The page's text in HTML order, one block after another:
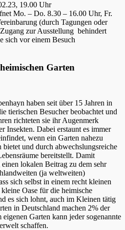
19.00 Uhr
Mo. – Do. 8.30 – 16.00 Uhr, Fr.
(durch Tagungen oder
zur Ausstellung behindert
sich vor einem Besuch
Garten
haben seit über 15 Jahren in
tierischen Besucher beobachtet und
richteten sie ihr Augenmerk
Insekten. Dabei erstaunt es immer
wenn ein Garten nahezu
und durch abwechslungsreiche
bereitstellt. Damit
lokalen Beitrag zu dem sehr
(ja weltweiten)
sich selbst in einem recht kleinen
Oase für die heimische
es sich lohnt, auch im Kleinen tätig
in Deutschland machen 2% der
Garten kann jeder sogenannte
schaffen.